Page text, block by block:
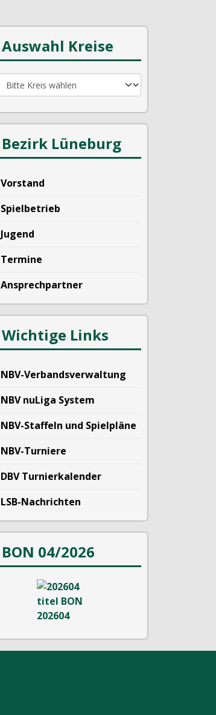
Auswahl Kreise
Bezirk Lüneburg
Vorstand
Spielbetrieb
Jugend
Termine
Ansprechpartner
Wichtige Links
NBV-Verbandsverwaltung
NBV nuLiga System
NBV-Staffeln und Spielpläne
NBV-Turniere
DBV Turnierkalender
LSB-Nachrichten
BON 04/2026